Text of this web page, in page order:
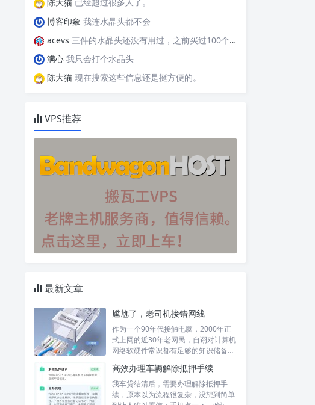
博客印象 我连水晶头都不会
acevs 三件的水晶头还没有用过，之前买过100个水晶头还没有 用完。
满心 我只会打个水晶头
陈大猫 现在搜索这些信息还是挺方便的。
VPS推荐
最新文章
尴尬了，老司机接错网线
作为一个90年代接触电脑，2000年正
式上网的近30年老网民，自诩对计算机
网络软硬件常识都有足够的知识储备，
高效办理车辆解除抵押手续
我车贷结清后，需要办理解除抵押手
续，原本以为流程很复杂，没想到简单